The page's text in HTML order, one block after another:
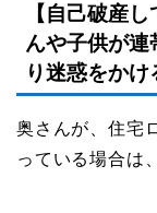
【自己破産
んや子供が
り迷惑をか
奥さんが、住宅
っている場合は